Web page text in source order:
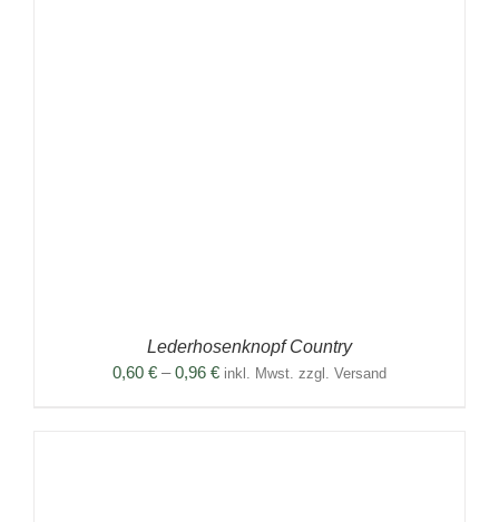
Lederhosenknopf Country
0,60 € –0,96 €Preisspanne:
inkl. Mwst. zzgl. Versand